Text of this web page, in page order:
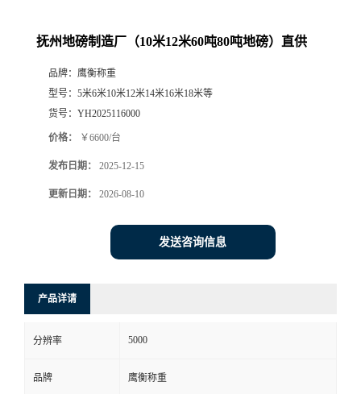
抚州地磅制造厂（10米12米60吨80吨地磅）直供
品牌： 鹰衡称重
型号： 5米6米10米12米14米16米18米等
货号： YH2025116000
价格： ￥6600/台
发布日期： 2025-12-15
更新日期： 2026-08-10
发送咨询信息
产品详请
分辨率 5000
品牌 鹰衡称重